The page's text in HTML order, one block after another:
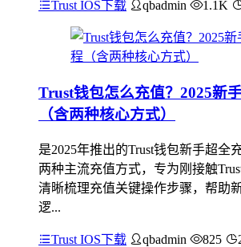
Trust IOS下载 qbadmin 1.1K
Trust钱包怎么充值？2025新
（含两种核心方式）
是2025年推出的Trust钱包新手超全
两种主流充值方式，专为刚接触
清晰梳理充值关键操作步骤，帮助
逻...
Trust IOS下载 qbadmin 825